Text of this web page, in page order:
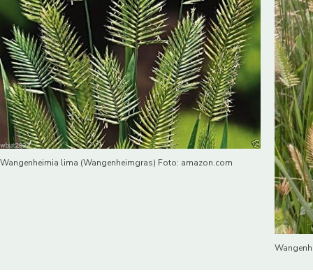
Wangenheimia lima (Wangenheimgras) Foto: amazon.com